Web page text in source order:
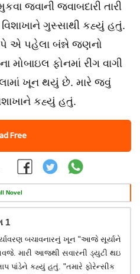
જવાની જવાબદારી તારી
ગુસ્સાથી કહ્યું હતું.
એ પહેલા બંન્ને જણનો
મોબાઇલ ફોનમાં રીંગ વાગી
ખૂન થયું છે. મારે જવું
કહ્યું હતું.
Free
Novel
1
બચાવનારનું ખૂન "આજે સૂર્યાને
મારી આજથી સવારની ડ્યુટી થઇ
પાંડેને કહ્યું હતું. "તમારે ફોરેન્સીક